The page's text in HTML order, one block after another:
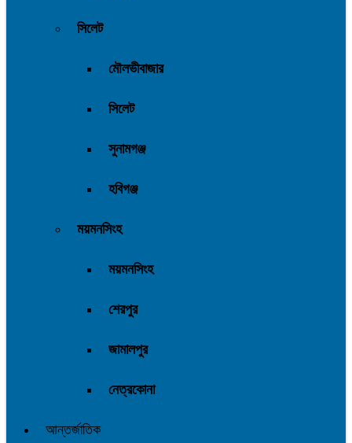
সিলেট
মৌলভীবাজার
সিলেট
সুনামগঞ্জ
হবিগঞ্জ
ময়মনসিংহ
ময়মনসিংহ
শেরপুর
জামালপুর
নেত্রকোনা
আন্তর্জাতিক